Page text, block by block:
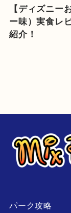
【ディズニー
ー味）実食レ
紹介！
パーク攻略